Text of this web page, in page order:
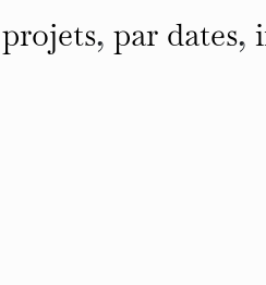
, par dates,